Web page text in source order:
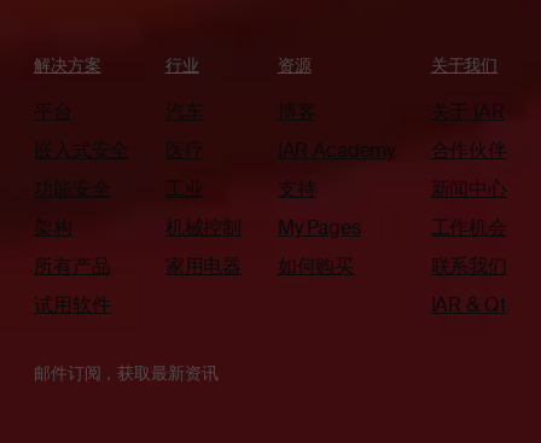
解决方案
平台
嵌入式安全
功能安全
架构
所有产品
试用软件
行业
汽车
医疗
工业
机械控制
家用电器
资源
博客
IAR Academy
支持
My Pages
如何购买
关于我们
关于 IAR
合作伙伴
新闻中心
工作机会
联系我们
IAR & Qt
邮件订阅，获取最新资讯